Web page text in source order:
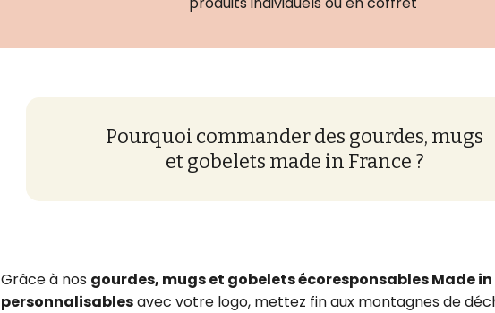
Pourquoi commander des gourdes, mugs
et gobelets made in France ?
Grâce à nos gourdes, mugs et gobelets écoresponsables Made in
personnalisablesavec votre logo, mettez fin aux montagnes de